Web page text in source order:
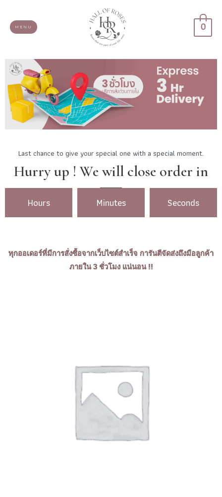
MENU 0
Last chance to give your special one with a special moment.
Hurry up ! We will close order in
Hours Minutes Seconds
ทุกออเดอร์ที่มีการสั่งซื้อจากเว็บไซต์สำเร็จ การันตีจัดส่งถึงมือลูกค้า
ภายใน 3 ชั่วโมง แน่นอน !!